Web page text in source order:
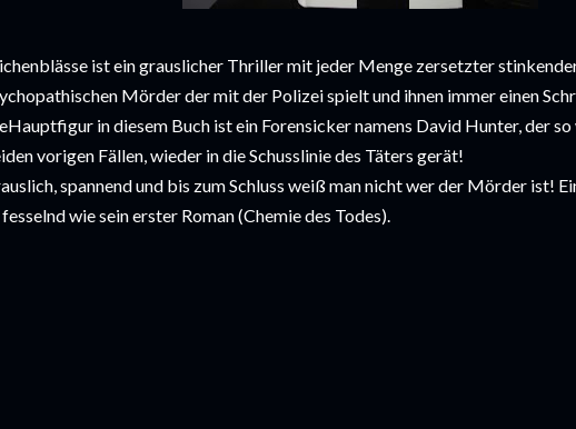
ist ein grauslicher Thriller mit jeder Menge zersetzter
Mörder der mit der Polizei spielt und ihnen immer einen
in diesem Buch ist ein Forensicker namens David Hunter, der so
vorigen Fällen, wieder in die Schusslinie des Täters gerät!
spannend und bis zum Schluss weiß man nicht wer der Mörder ist!
wie sein erster Roman (Chemie des Todes).